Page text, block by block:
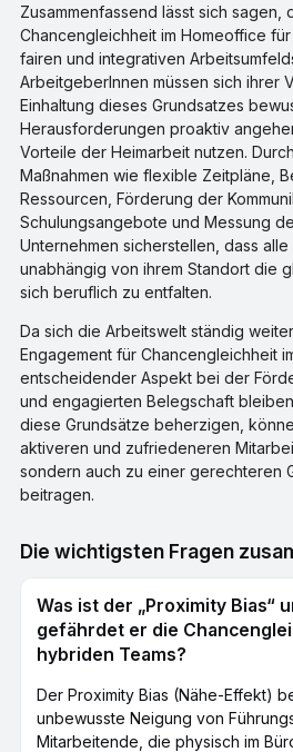
Zusammenfassend lässt sich sagen,
Chancengleichheit im Homeoffice
fairen und integrativen
ArbeitgeberInnen müssen sich ihrer
Einhaltung dieses Grundsatzes
Herausforderungen proaktiv
Vorteile der Heimarbeit nutzen.
Maßnahmen wie flexible Zeitpläne,
Ressourcen, Förderung der
Schulungsangebote und Messung
Unternehmen sicherstellen, dass
unabhängig von ihrem Standort die
sich beruflich zu entfalten.
Da sich die Arbeitswelt ständig
Engagement für Chancengleichheit
entscheidender Aspekt bei der
und engagierten Belegschaft
diese Grundsätze beherzigen,
aktiveren und zufriedeneren
sondern auch zu einer gerechteren
beitragen.
Die wichtigsten Fragen
Was ist der „Proximity Bias“
gefährdet er die
hybriden Teams?
Der Proximity Bias (Nähe-Effekt)
unbewusste Neigung von
Mitarbeitende, die physisch im